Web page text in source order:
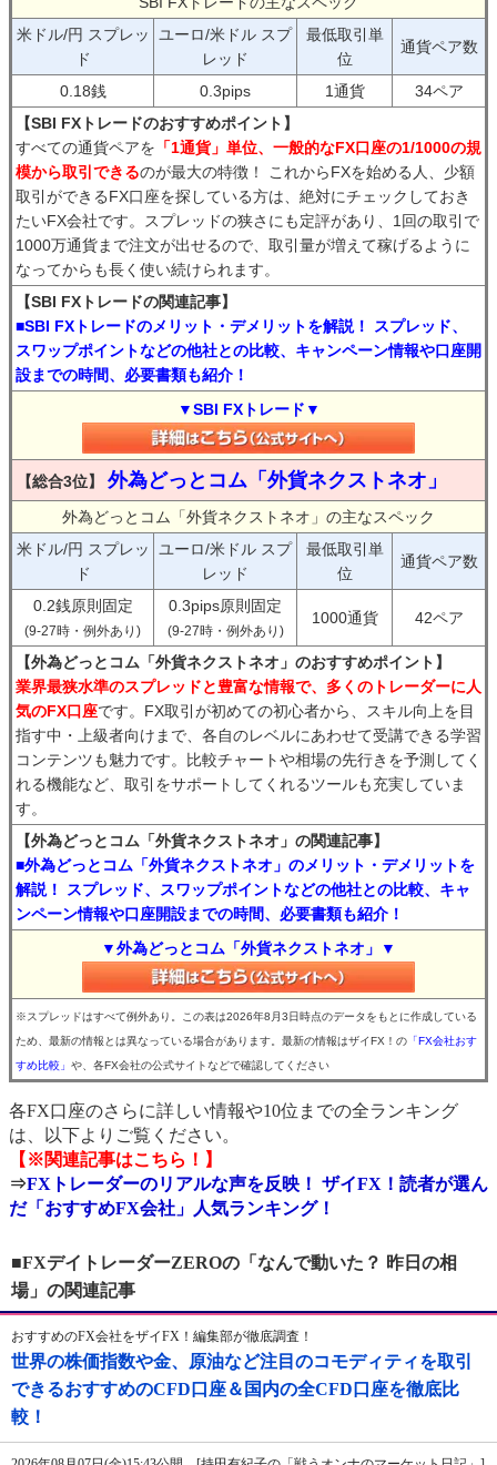
米ドル/円 スプレッ
ド
ユーロ/米ドル スプ
レッド
最低取引単
位
通貨ペア数
0.18銭 0.3pips 1通貨
34ペア
【SBI FXトレードのおすすめポイント】
すべての通貨ペアを 「1通貨」単位、一般的なFX口座の1/1000の規
模から取引できるのが最大の特徴！ これからFXを始める人、少額
取引ができるFX口座を探している方は、絶対にチェックしておき
たいFX会社です。スプレッドの狭さにも定評があり、1回の取引で
1000万通貨まで注文が出せるので、取引量が増えて稼げるように
なってからも長く使い続けられます。
【SBI FXトレードの関連記事】
■SBI FXトレードのメリット・デメリットを解説！ スプレッド、
スワップポイントなどの他社との比較、キャンペーン情報や口座開
設までの時間、必要書類も紹介！
▼SBI FXトレード▼
【総合3位】 外為どっとコム「外貨ネクストネオ」
外為どっとコム「外貨ネクストネオ」の主なスペック
米ドル/円 スプレッ
ド
ユーロ/米ドル スプ
レッド
最低取引単
位
通貨ペア数
0.2銭原則固定
(9-27時・例外あり)
0.3pips原則固定
(9-27時・例外あり)
1000通貨 42ペア
【外為どっとコム「外貨ネクストネオ」のおすすめポイント】
業界最狭水準のスプレッドと豊富な情報で、多くのトレーダーに人
気のFX口座です。FX取引が初めての初心者から、スキル向上を目
指す中・上級者向けまで、各自のレベルにあわせて受講できる学習
コンテンツも魅力です。比較チャートや相場の先行きを予測してく
れる機能など、取引をサポートしてくれるツールも充実していま
す。
【外為どっとコム「外貨ネクストネオ」の関連記事】
■外為どっとコム「外貨ネクストネオ」のメリット・デメリットを
解説！ スプレッド、スワップポイントなどの他社との比較、キャ
ンペーン情報や口座開設までの時間、必要書類も紹介！
▼外為どっとコム「外貨ネクストネオ」▼
※スプレッドはすべて例外あり。この表は2026年8月3日時点のデータをもとに作成している
ため、最新の情報とは異なっている場合があります。最新の情報はザイFX！の 「FX会社おす
すめ比較」 や、各FX会社の公式サイトなどで確認してください
各FX口座のさらに詳しい情報や10位までの全ランキング
は、以下よりご覧ください。
【※関連記事はこちら！】
⇒FXトレーダーのリアルな声を反映！ ザイFX！読者が選ん
だ「おすすめFX会社」人気ランキング！
■FXデイトレーダーZEROの「なんで動いた？ 昨日の相
場」の関連記事
おすすめのFX会社をザイFX！編集部が徹底調査！
世界の株価指数や金、原油など注目のコモディティを取引
できるおすすめのCFD口座＆国内の全CFD口座を徹底比
較！